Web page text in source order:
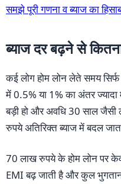
समझे पूरी गणना व ब्याज का
ब्याज दर बढ़ने से
कई लोग होम लोन लेते समय
में 0.5% या 1% का अंतर
बड़ी हो और अवधि 30 साल जैसी
रुपये अतिरिक्त ब्याज में बदल
70 लाख रुपये के होम लोन पर
EMI बढ़ जाती है और कुल भुगतान